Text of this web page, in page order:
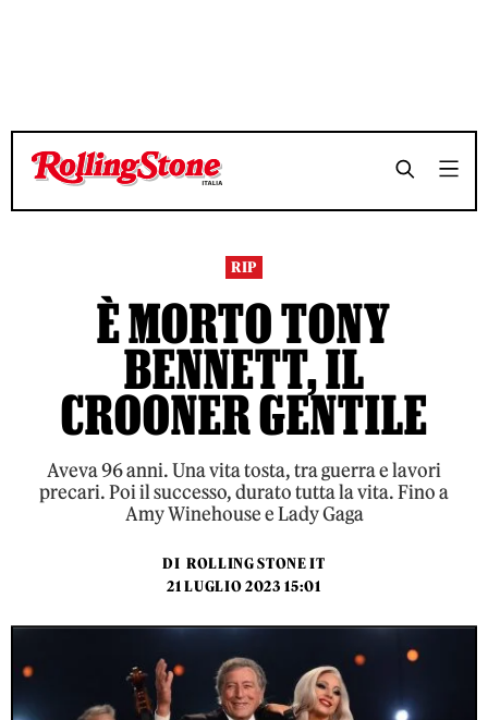
TEMPO DI LETTURA 6 MINUTI SHARE
TEMPO DI LETTURA 6 MINUTI SHARE
RIP
È MORTO TONY
BENNETT, IL
CROONER GENTILE
Aveva 96 anni. Una vita tosta, tra guerra e lavori
precari. Poi il successo, durato tutta la vita. Fino a
Amy Winehouse e Lady Gaga
DI ROLLING STONE IT
21 LUGLIO 2023 15:01